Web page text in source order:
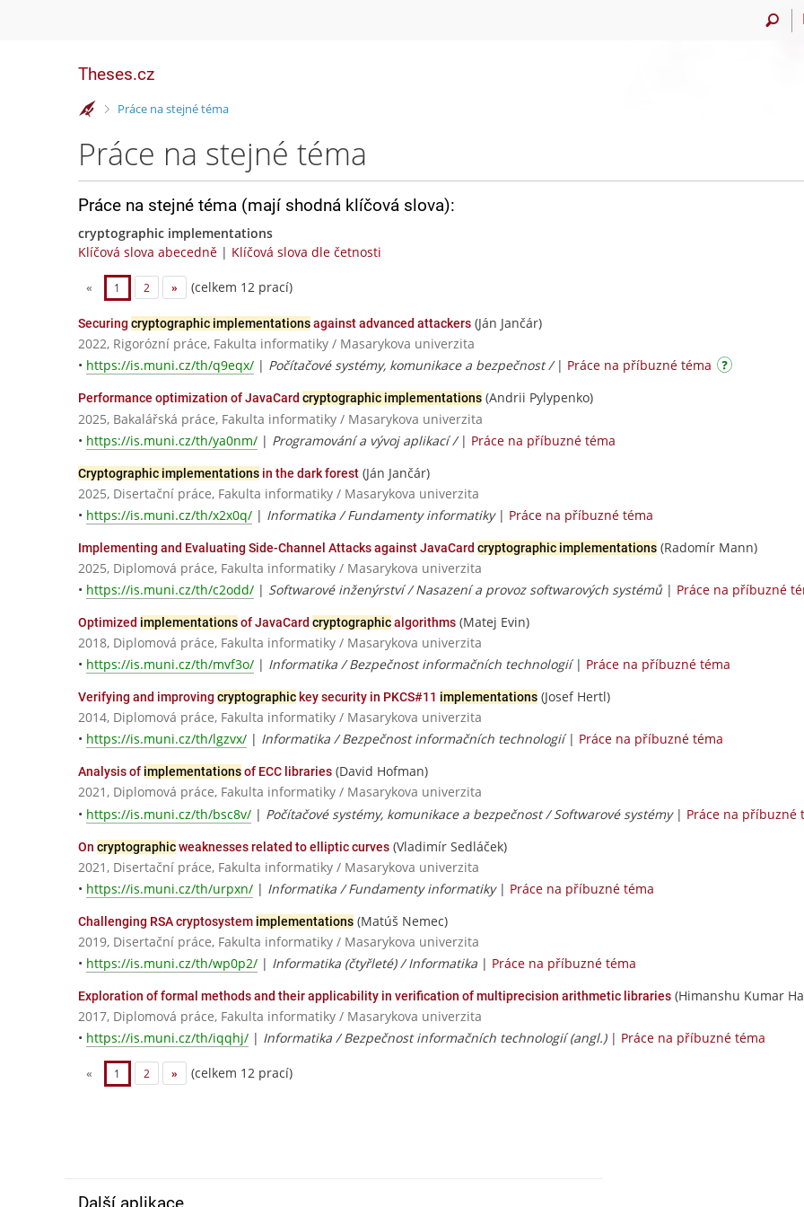
Theses.cz
>Práce na stejné téma
Práce na stejné téma
Práce na stejné téma (mají shodná klíčová slova):
cryptographic implementations
Klíčová slova abecedně | Klíčová slova dle četnosti
« 1 2 » (celkem 12 prací)
Securing cryptographic implementationsagainst advanced attackers (Ján Jančár)
2022, Rigorózní práce, Fakulta informatiky / Masarykova univerzita
• https://is.muni.cz/th/q9eqx/ | Počítačové systémy, komunikace a bezpečnost / | Práce na příbuzné téma
Performance optimization of JavaCard cryptographic implementations (Andrii Pylypenko)
2025, Bakalářská práce, Fakulta informatiky / Masarykova univerzita
• https://is.muni.cz/th/ya0nm/ | Programování a vývoj aplikací / | Práce na příbuzné téma
Cryptographic implementations in the dark forest (Ján Jančár)
2025, Disertační práce, Fakulta informatiky / Masarykova univerzita
• https://is.muni.cz/th/x2x0q/ | Informatika / Fundamenty informatiky| Práce na příbuzné téma
Implementing and Evaluating Side-Channel Attacks against JavaCard cryptographic implementations (Radomír Mann)
2025, Diplomová práce, Fakulta informatiky / Masarykova univerzita
• https://is.muni.cz/th/c2odd/ | Softwarové inženýrství / Nasazení a provoz softwarových systémů | Práce na příbuzné
Optimized implementationsof JavaCard cryptographicalgorithms (Matej Evin)
2018, Diplomová práce, Fakulta informatiky / Masarykova univerzita
• https://is.muni.cz/th/mvf3o/ | Informatika / Bezpečnost informačních technologií| Práce na příbuzné téma
Verifying and improving cryptographic key security in PKCS#11 implementations (Josef Hertl)
2014, Diplomová práce, Fakulta informatiky / Masarykova univerzita
• https://is.muni.cz/th/lgzvx/ | Informatika / Bezpečnost informačních technologií| Práce na příbuzné téma
Analysis of implementationsof ECC libraries (David Hofman)
2021, Diplomová práce, Fakulta informatiky / Masarykova univerzita
• https://is.muni.cz/th/bsc8v/ | Počítačové systémy, komunikace a bezpečnost / Softwarové systémy| Práce na příbuzné
On cryptographicweaknesses related to elliptic curves (Vladimír Sedláček)
2021, Disertační práce, Fakulta informatiky / Masarykova univerzita
• https://is.muni.cz/th/urpxn/ | Informatika / Fundamenty informatiky| Práce na příbuzné téma
Challenging RSA cryptosystem implementations (Matúš Nemec)
2019, Disertační práce, Fakulta informatiky / Masarykova univerzita
• https://is.muni.cz/th/wp0p2/ | Informatika (čtyřleté) / Informatika | Práce na příbuzné téma
Exploration of formal methods and their applicability in verification of multiprecision arithmetic libraries (Himanshu Kumar
2017, Diplomová práce, Fakulta informatiky / Masarykova univerzita
• https://is.muni.cz/th/iqqhj/ | Informatika / Bezpečnost informačních technologií (angl.)| Práce na příbuzné téma
« 1 2 » (celkem 12 prací)